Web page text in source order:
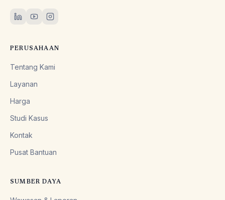
PERUSAHAAN
Tentang Kami
Layanan
Harga
Studi Kasus
Kontak
Pusat Bantuan
SUMBER DAYA